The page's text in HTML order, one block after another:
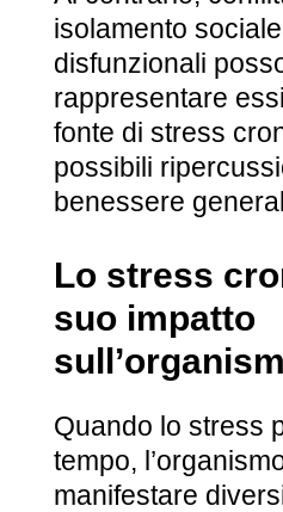
isolamento
disfunzionali
rappresentare
fonte di stress
possibili
benessere
Lo stress
suo impatto
Quando lo stress
tempo,
manifestare